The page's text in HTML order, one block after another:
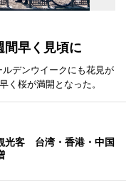
早く見頃に
デンウイークにも花見が
く桜が満開となった。
光客 台湾・香港・中国